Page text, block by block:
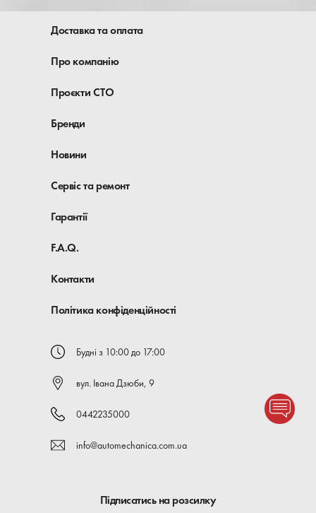
Доставка та оплата
Про компанію
Проєкти СТО
Бренди
Новини
Сервіс та ремонт
Гарантії
F.A.Q.
Контакти
Політика конфіденційності
Будні з 10:00 до 17:00
вул. Івана Дзюби, 9
0442235000
info@automechanica.com.ua
Підписатись на розсилку